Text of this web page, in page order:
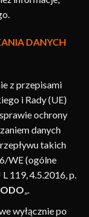
DANYCH
z przepisami
i Rady (UE)
ochrony
danych
takich
WE (ogólne
119, 4.5.2016, p.
„.
wyłącznie po